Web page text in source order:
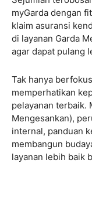
myGarda dengan
klaim asuransi
di layanan Garda
agar dapat pulang
Tak hanya
memperhatikan
pelayanan terbaik.
Mengesankan),
internal, panduan
membangun
layanan lebih baik